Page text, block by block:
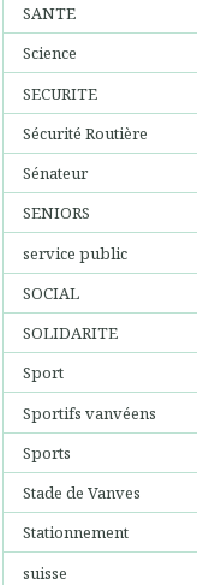
SANTE
Science
SECURITE
Sécurité Routière
Sénateur
SENIORS
service public
SOCIAL
SOLIDARITE
Sport
Sportifs vanvéens
Sports
Stade de Vanves
Stationnement
suisse